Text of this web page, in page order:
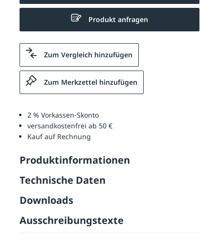
Produkt anfragen
Zum Vergleich hinzufügen
Zum Merkzettel hinzufügen
2 % Vorkassen-Skonto
versandkostenfrei ab 50 €
Kauf auf Rechnung
Produktinformationen
Technische Daten
Downloads
Ausschreibungstexte